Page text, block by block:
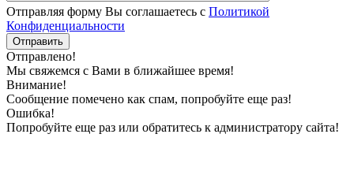
Отправляя форму Вы соглашаетесь с Политикой
Конфиденциальности
Отправлено!
Мы свяжемся с Вами в ближайшее время!
Внимание!
Сообщение помечено как спам, попробуйте еще раз!
Ошибка!
Попробуйте еще раз или обратитесь к администратору сайта!